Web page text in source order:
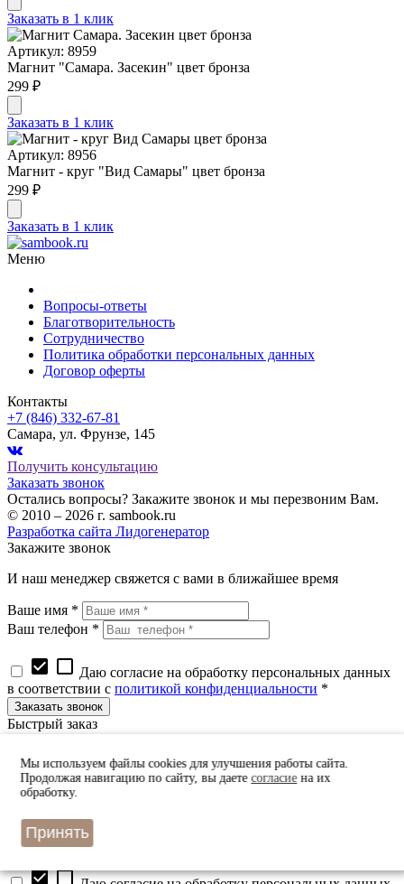
Заказать в 1 клик
Артикул: 8959
Магнит "Самара. Засекин" цвет бронза
299 ₽
Заказать в 1 клик
Артикул: 8956
Магнит - круг "Вид Самары" цвет бронза
299 ₽
Заказать в 1 клик
Меню
Вопросы-ответы
Благотворительность
Сотрудничество
Политика обработки персональных данных
Договор оферты
Контакты
+7 (846) 332-67-81
Самара, ул. Фрунзе, 145
Получить консультацию
Заказать звонок
Остались вопросы? Закажите звонок и мы перезвоним Вам.
© 2010 – 2026 г. sambook.ru
Разработка сайта Лидогенератор
Закажите звонок
И наш менеджер свяжется с вами в ближайшее время
Ваше имя *
Ваш телефон *
check_box check_box_outline_blank Даю согласие на обработку персональных данных
в соответствии с политикой конфиденциальности *
Быстрый заказ
и наш оператор примет заказ в ближайшее время
check_boxcheck_box_outline_blank
Мы используем файлы cookies для улучшения работы сайта.
Продолжая навигацию по сайту, вы даетесогласиена их
обработку.
Принять